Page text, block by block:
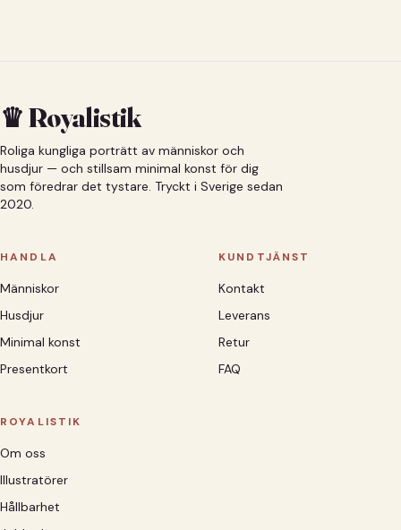
♛ Royalistik
Roliga kungliga porträtt av människor och
husdjur — och stillsam minimal konst för dig
som föredrar det tystare. Tryckt i Sverige sedan
2020.
HANDLA
Människor
Husdjur
Minimal konst
Presentkort
KUNDTJÄNST
Kontakt
Leverans
Retur
FAQ
ROYALISTIK
Om oss
Illustratörer
Hållbarhet